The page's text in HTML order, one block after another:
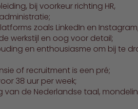
bij voorkeur richting HR,
zoals LinkedIn en
werkstijl en oog voor detail;
en enthousiasme om bij te
of recruitment is een pré;
38 uur per week;
van de Nederlandse taal,